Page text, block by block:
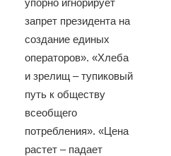
запрет президента на
создание единых
операторов». «Хлеба
и зрелищ – тупиковый
путь к обществу
всеобщего
потребления». «Цена
растет – падает